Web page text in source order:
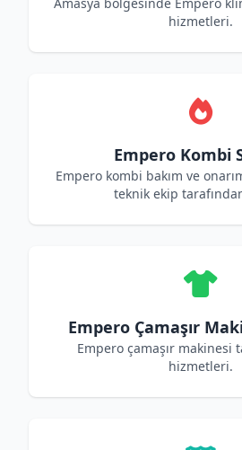
hizmetleri.
Empero Kombi
Empero kombi bakım ve
teknik ekip
Empero Çamaşır
Empero çamaşır makinesi
hizmetleri.